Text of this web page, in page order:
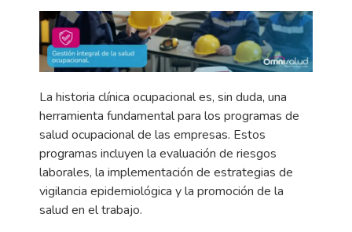
La historia clínica ocupacional es, sin duda, una
herramienta fundamental para los programas de
salud ocupacional de las empresas. Estos
programas incluyen la evaluación de riesgos
laborales, la implementación de estrategias de
vigilancia epidemiológica y la promoción de la
salud en el trabajo.